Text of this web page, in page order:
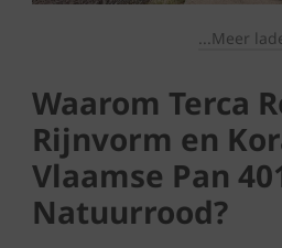
...Meer
Waarom Terca
Rijnvorm en
Vlaamse Pan
Natuurrood?